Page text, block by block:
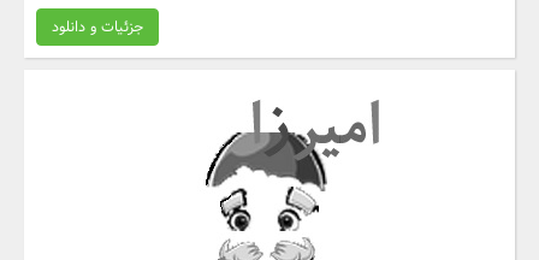
جزئیات و دانلود